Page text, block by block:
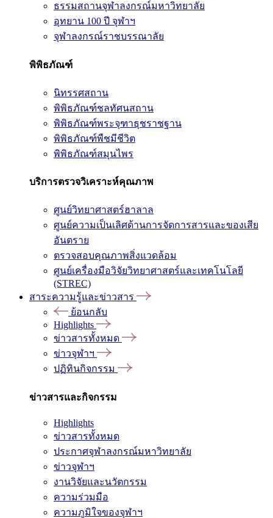
ธรรมสถานจุฬาลงกรณ์มหาวิทยาลัย
อุทยาน 100 ปี จุฬาฯ
จุฬาลงกรณ์ราชบรรณาลัย
พิพิธภัณฑ์
นิทรรศสถาน
พิพิธภัณฑ์ชลทัศนสถาน
พิพิธภัณฑ์พระจุฑาธุชราชฐาน
พิพิธภัณฑ์พืชมีชีวิต
พิพิธภัณฑ์สมุนไพร
บริการตรวจวิเคราะห์คุณภาพ
ศูนย์วิทยาศาสตร์ฮาลาล
ศูนย์ความเป็นเลิศด้านการจัดการสารและของเสีย
อันตราย
ตรวจสอบคุณภาพสิ่งแวดล้อม
ศูนย์เครื่องมือวิจัยวิทยาศาสตร์และเทคโนโลยี
(STREC)
สาระความรู้และข่าวสาร
ย้อนกลับ
Highlights
ข่าวสารทั้งหมด
ข่าวจุฬาฯ
ปฏิทินกิจกรรม
ข่าวสารและกิจกรรม
Highlights
ข่าวสารทั้งหมด
ประกาศจุฬาลงกรณ์มหาวิทยาลัย
ข่าวจุฬาฯ
งานวิจัยและนวัตกรรม
ความร่วมมือ
ความภูมิใจของจุฬาฯ